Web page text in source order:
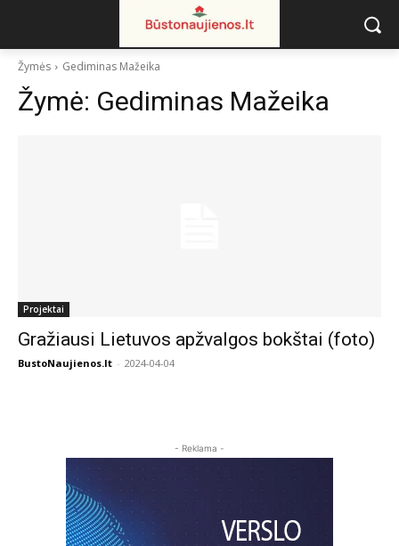
Žymės Gediminas Mažeika
Žymė: Gediminas Mažeika
Projektai
Gražiausi Lietuvos apžvalgos bokštai (foto)
BustoNaujienos.lt - 2024-04-04
- Reklama -